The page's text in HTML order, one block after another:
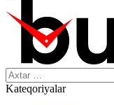
Search…
Kateqoriyalar